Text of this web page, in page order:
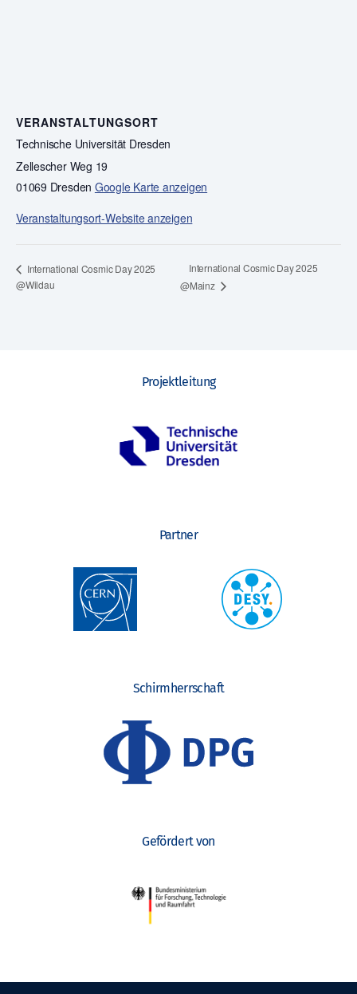
VERANSTALTUNGSORT
Technische Universität Dresden
Zellescher Weg 19
01069 Dresden Google Karte anzeigen
Veranstaltungsort-Website anzeigen
International Cosmic Day 2025
@Wildau
International Cosmic Day 2025
@Mainz
Projektleitung
Partner
Schirmherrschaft
Gefördert von